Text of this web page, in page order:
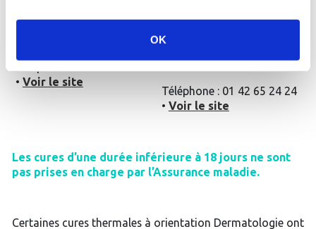
OK
Rhumatologie
• Voir le site
Rhumatologie + le module
spécifique post-cancer
Téléphone : 01 42 65 24 24
• Voir le site
Les cures d’une durée inférieure à 18 jours ne sont
pas prises en charge par l’Assurance maladie.
Certaines cures thermales à orientation Dermatologie ont